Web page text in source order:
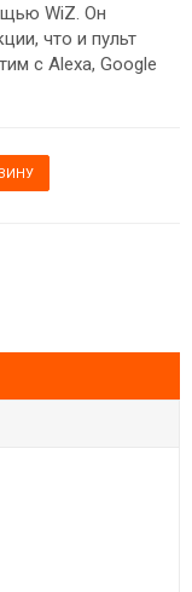
WiZ. Он
что и пульт
с Alexa, Google